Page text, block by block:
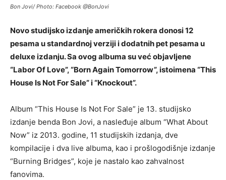
Bon Jovi/ Photo: Facebook @BonJovi
Novo studijsko izdanje američkih rokera donosi 12
pesama u standardnoj verziji i dodatnih pet pesama u
deluxe izdanju. Sa ovog albuma su već objavljene
“Labor Of Love”, “Born Again Tomorrow”, istoimena “This
House Is Not For Sale” i “Knockout”.
Album “This House Is Not For Sale” je 13. studijsko
izdanje benda Bon Jovi, a nasleđuje album “What About
Now” iz 2013. godine, 11 studijskih izdanja, dve
kompilacije i dva live albuma, kao i prošlogodišnje izdanje
“Burning Bridges”, koje je nastalo kao zahvalnost
fanovima.